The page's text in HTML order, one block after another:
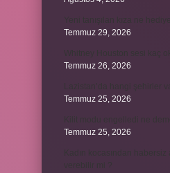
Temmuz 29, 2026
Temmuz 26, 2026
Temmuz 25, 2026
Temmuz 25, 2026